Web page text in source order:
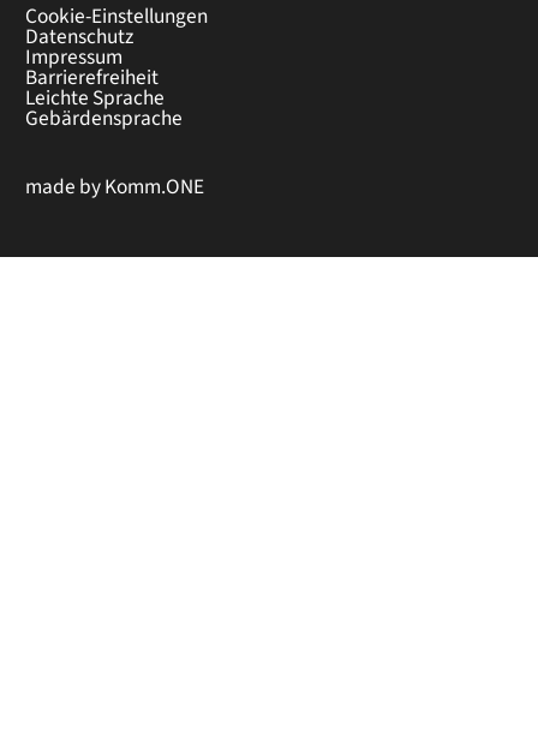
Cookie-Einstellungen
Datenschutz
Impressum
Barrierefreiheit
Leichte Sprache
Gebärdensprache
made byKomm.ONE